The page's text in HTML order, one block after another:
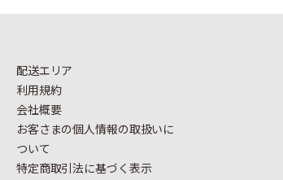
配送エリア
利用規約
会社概要
お客さまの個人情報の取扱いに
ついて
特定商取引法に基づく表示